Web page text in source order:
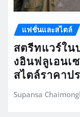
แฟชั่นและสไตล์
สตรีทแวร์ใน
งอินฟลูเอนเ
สไตล์ราคาป
Supansa